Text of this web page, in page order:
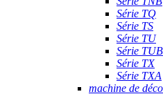
Série TQ
Série TS
Série TU
Série TUB
Série TX
Série TXA
machine de